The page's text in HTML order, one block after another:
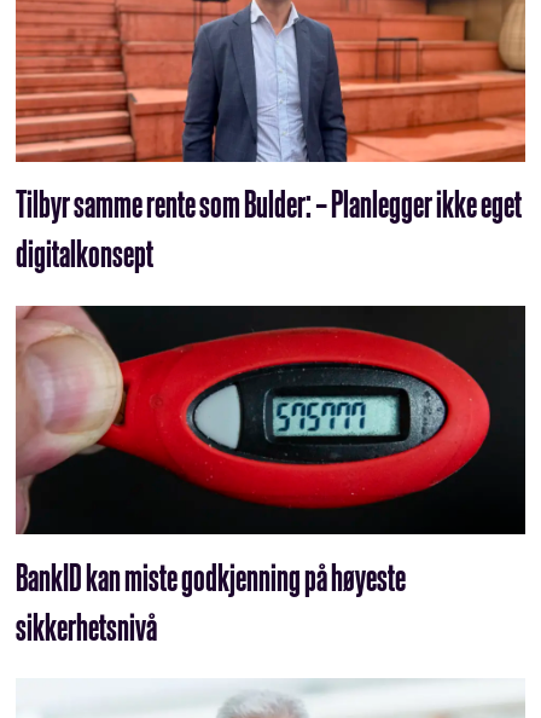
Tilbyr samme rente som Bulder: – Planlegger ikke eget
digitalkonsept
BankID kan miste godkjenning på høyeste
sikkerhetsnivå